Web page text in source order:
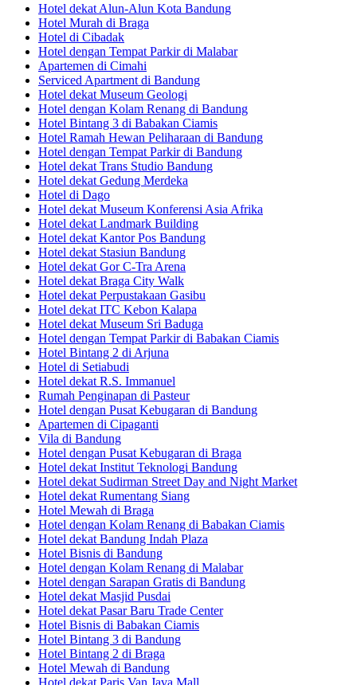
Hotel dekat Alun-Alun Kota Bandung
Hotel Murah di Braga
Hotel di Cibadak
Hotel dengan Tempat Parkir di Malabar
Apartemen di Cimahi
Serviced Apartment di Bandung
Hotel dekat Museum Geologi
Hotel dengan Kolam Renang di Bandung
Hotel Bintang 3 di Babakan Ciamis
Hotel Ramah Hewan Peliharaan di Bandung
Hotel dengan Tempat Parkir di Bandung
Hotel dekat Trans Studio Bandung
Hotel dekat Gedung Merdeka
Hotel di Dago
Hotel dekat Museum Konferensi Asia Afrika
Hotel dekat Landmark Building
Hotel dekat Kantor Pos Bandung
Hotel dekat Stasiun Bandung
Hotel dekat Gor C-Tra Arena
Hotel dekat Braga City Walk
Hotel dekat Perpustakaan Gasibu
Hotel dekat ITC Kebon Kalapa
Hotel dekat Museum Sri Baduga
Hotel dengan Tempat Parkir di Babakan Ciamis
Hotel Bintang 2 di Arjuna
Hotel di Setiabudi
Hotel dekat R.S. Immanuel
Rumah Penginapan di Pasteur
Hotel dengan Pusat Kebugaran di Bandung
Apartemen di Cipaganti
Vila di Bandung
Hotel dengan Pusat Kebugaran di Braga
Hotel dekat Institut Teknologi Bandung
Hotel dekat Sudirman Street Day and Night Market
Hotel dekat Rumentang Siang
Hotel Mewah di Braga
Hotel dengan Kolam Renang di Babakan Ciamis
Hotel dekat Bandung Indah Plaza
Hotel Bisnis di Bandung
Hotel dengan Kolam Renang di Malabar
Hotel dengan Sarapan Gratis di Bandung
Hotel dekat Masjid Pusdai
Hotel dekat Pasar Baru Trade Center
Hotel Bisnis di Babakan Ciamis
Hotel Bintang 3 di Bandung
Hotel Bintang 2 di Braga
Hotel Mewah di Bandung
Hotel dekat Paris Van Java Mall